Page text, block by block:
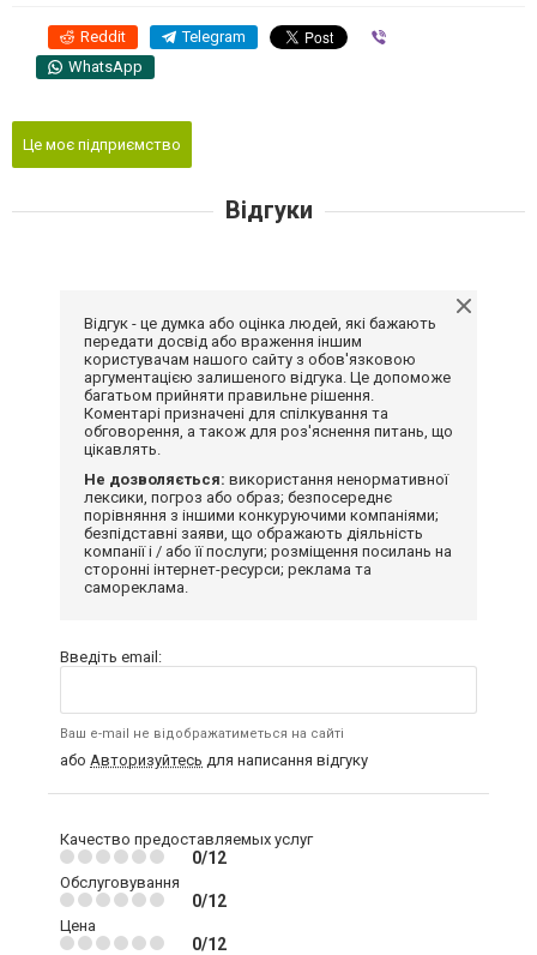
Reddit Telegram
WhatsApp
Це моє підприємство
Відгуки
Відгук - це думка або оцінка людей, які бажають
передати досвід або враження іншим
користувачам нашого сайту з обов'язковою
аргументацією залишеного відгука. Це допоможе
багатьом прийняти правильне рішення.
Коментарі призначені для спілкування та
обговорення, а також для роз'яснення питань, що
цікавлять.
Не дозволяється: використання ненормативної
лексики, погроз або образ; безпосереднє
порівняння з іншими конкуруючими компаніями;
безпідставні заяви, що ображають діяльність
компанії і / або її послуги; розміщення посилань на
сторонні інтернет-ресурси; реклама та
самореклама.
Введіть email:
Ваш e-mail не відображатиметься на сайті
або Авторизуйтесь для написання відгуку
Качество предоставляемых услуг
0/12
Обслуговування
0/12
Цена
0/12